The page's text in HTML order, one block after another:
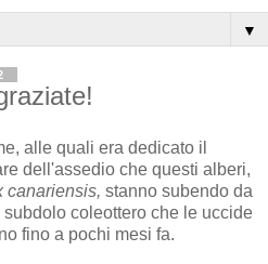
▼
alle quali era dedicato il
dell'assedio che questi alberi,
canariensis, stanno subendo da
coleottero che le uccide
fino a pochi mesi fa.